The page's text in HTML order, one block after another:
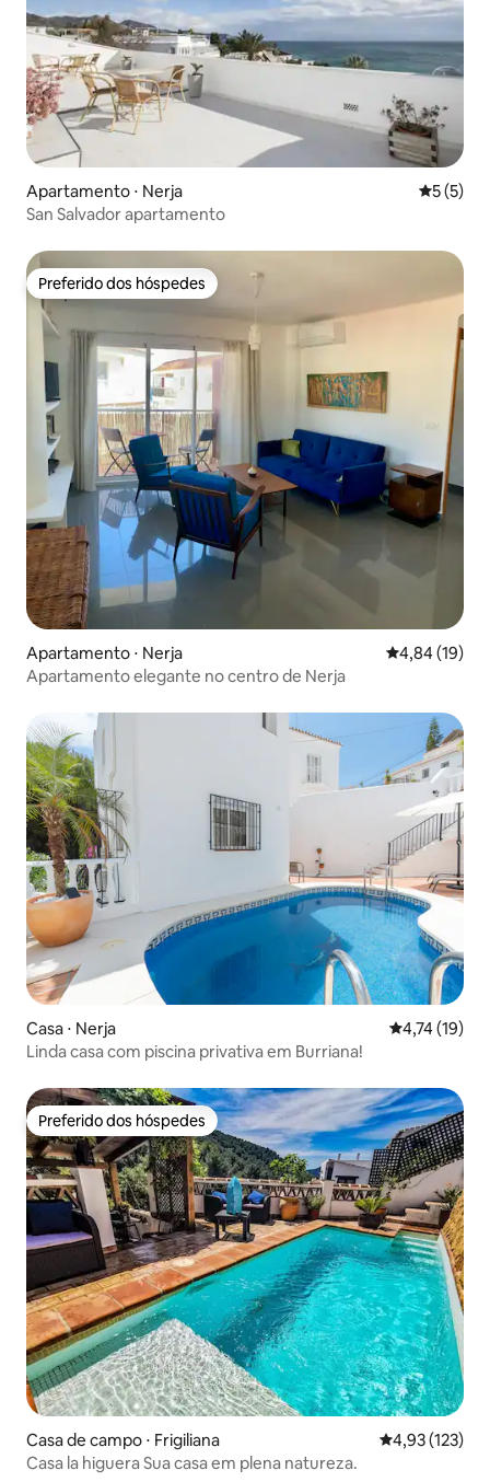
Apartamento ⋅ Nerja 5 de
5 (5)
San Salvador apartamento
Preferido dos hóspedes
Preferido dos hóspedes
Apartamento ⋅ Nerja 4,84 de uma
4,84 (19)
Apartamento elegante no centro de Nerja
Casa ⋅ Nerja 4,74 de uma
4,74 (19)
Linda casa com piscina privativa em Burriana!
Preferido dos hóspedes
Preferido dos hóspedes
Casa de campo ⋅ Frigiliana 4,93 de uma
4,93 (123)
Casa la higuera Sua casa em plena natureza.